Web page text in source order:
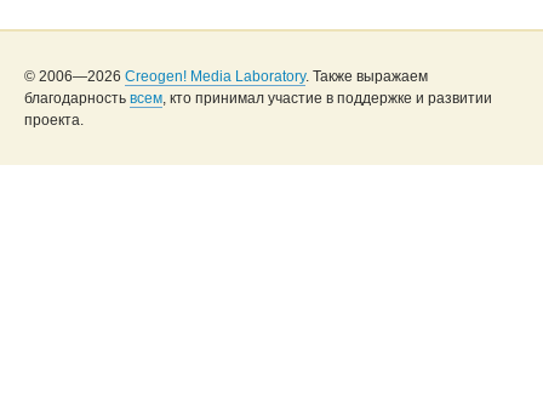
© 2006—2026 Creogen! Media Laboratory. Также выражаем
благодарность всем, кто принимал участие в поддержке и развитии
проекта.